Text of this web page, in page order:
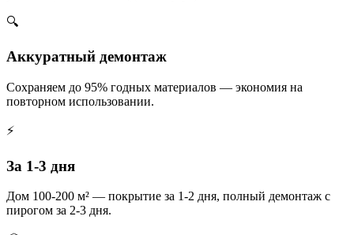
🔍
Аккуратный демонтаж
Сохраняем до 95% годных материалов — экономия на
повторном использовании.
⚡
За 1-3 дня
Дом 100-200 м² — покрытие за 1-2 дня, полный демонтаж с
пирогом за 2-3 дня.